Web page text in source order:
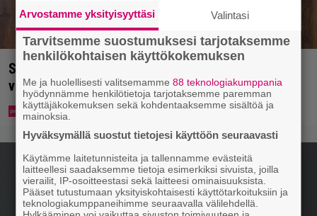
Syötkö perunoita näin? Tutkijat löysivät yhteyden
vakavaan kansansairauteen
Arvostamme yksityisyyttäsi Valintasi
Tarvitsemme suostumuksesi tarjotaksemme
henkilökohtaisen käyttökokemuksen
Me ja huolellisesti valitsemamme88 teknologiakumppania
hyödynnämme henkilötietoja tarjotaksemme paremman
käyttäjäkokemuksen sekä kohdentaaksemme sisältöä ja
mainoksia.
Hyväksymällä suostut tietojesi käyttöön seuraavasti
Käytämme laitetunnisteita ja tallennamme evästeitä
laitteellesi saadaksemme tietoja esimerkiksi sivuista, joilla
vierailit, IP-osoitteestasi sekä laitteesi ominaisuuksista.
Pääset tutustumaan yksityiskohtaisesti käyttötarkoituksiin ja
teknologiakumppaneihimme seuraavalla välilehdellä.